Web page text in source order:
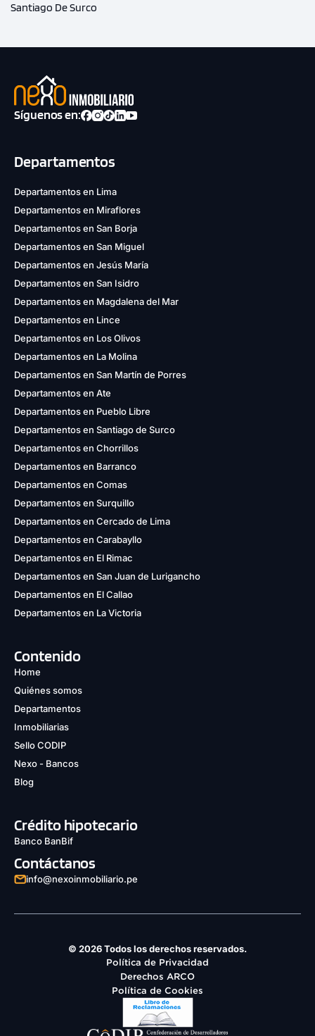
Santiago De Surco
Síguenos en:
Departamentos
Departamentos en Lima
Departamentos en Miraflores
Departamentos en San Borja
Departamentos en San Miguel
Departamentos en Jesús María
Departamentos en San Isidro
Departamentos en Magdalena del Mar
Departamentos en Lince
Departamentos en Los Olivos
Departamentos en La Molina
Departamentos en San Martín de Porres
Departamentos en Ate
Departamentos en Pueblo Libre
Departamentos en Santiago de Surco
Departamentos en Chorrillos
Departamentos en Barranco
Departamentos en Comas
Departamentos en Surquillo
Departamentos en Cercado de Lima
Departamentos en Carabayllo
Departamentos en El Rimac
Departamentos en San Juan de Lurigancho
Departamentos en El Callao
Departamentos en La Victoria
Contenido
Home
Quiénes somos
Departamentos
Inmobiliarias
Sello CODIP
Nexo - Bancos
Blog
Crédito hipotecario
Banco BanBif
Contáctanos
info@nexoinmobiliario.pe
© 2026 Todos los derechos reservados.
Política de Privacidad
Derechos ARCO
Política de Cookies